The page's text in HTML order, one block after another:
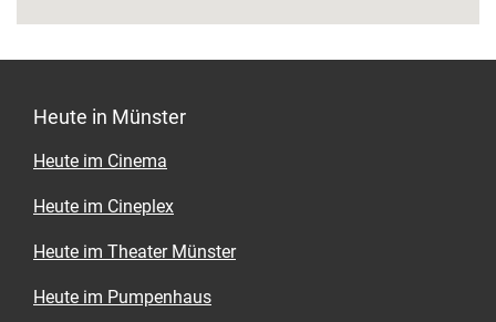
Wo? Stubengasse 11, Ludgeriviertel,
Uhr, Sa. 9 bis 24 Uhr, So. 9 bis 23 Uhr
Heute in Münster
Heute im Cinema
Heute im Cineplex
Heute im Theater Münster
Heute im Pumpenhaus